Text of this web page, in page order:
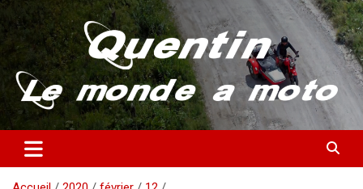
Aller
au
contenu
Quentin – Le monde à moto
Partez à la découverte du monde en vieille bécane